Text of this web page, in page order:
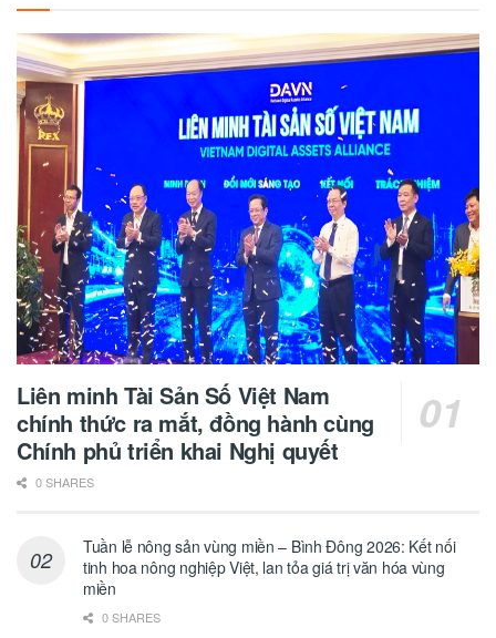
Liên minh Tài Sản Số Việt Nam
chính thức ra mắt, đồng hành cùng
Chính phủ triển khai Nghị quyết
0 SHARES
Tuần lễ nông sản vùng miền – Bình Đông 2026: Kết nối
tinh hoa nông nghiệp Việt, lan tỏa giá trị văn hóa vùng
miền
0 SHARES